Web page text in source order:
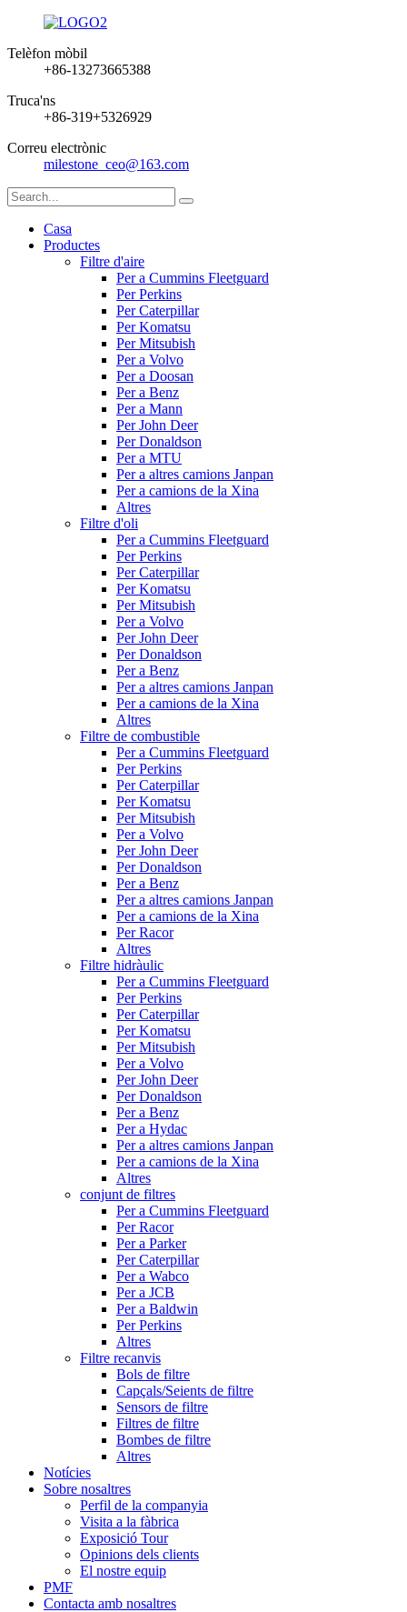
Telèfon mòbil
+86-13273665388
Truca'ns
+86-319+5326929
Correu electrònic
milestone_ceo@163.com
Casa
Productes
Filtre d'aire
Per a Cummins Fleetguard
Per Perkins
Per Caterpillar
Per Komatsu
Per Mitsubish
Per a Volvo
Per a Doosan
Per a Benz
Per a Mann
Per John Deer
Per Donaldson
Per a MTU
Per a altres camions Janpan
Per a camions de la Xina
Altres
Filtre d'oli
Per a Cummins Fleetguard
Per Perkins
Per Caterpillar
Per Komatsu
Per Mitsubish
Per a Volvo
Per John Deer
Per Donaldson
Per a Benz
Per a altres camions Janpan
Per a camions de la Xina
Altres
Filtre de combustible
Per a Cummins Fleetguard
Per Perkins
Per Caterpillar
Per Komatsu
Per Mitsubish
Per a Volvo
Per John Deer
Per Donaldson
Per a Benz
Per a altres camions Janpan
Per a camions de la Xina
Per Racor
Altres
Filtre hidràulic
Per a Cummins Fleetguard
Per Perkins
Per Caterpillar
Per Komatsu
Per Mitsubish
Per a Volvo
Per John Deer
Per Donaldson
Per a Benz
Per a Hydac
Per a altres camions Janpan
Per a camions de la Xina
Altres
conjunt de filtres
Per a Cummins Fleetguard
Per Racor
Per a Parker
Per Caterpillar
Per a Wabco
Per a JCB
Per a Baldwin
Per Perkins
Altres
Filtre recanvis
Bols de filtre
Capçals/Seients de filtre
Sensors de filtre
Filtres de filtre
Bombes de filtre
Altres
Notícies
Sobre nosaltres
Perfil de la companyia
Visita a la fàbrica
Exposició Tour
Opinions dels clients
El nostre equip
PMF
Contacta amb nosaltres